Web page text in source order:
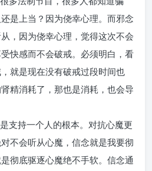
是上当？因为侥幸心理。而邪念
，因为侥幸心理，觉得这次不会
快感而不会破戒。必须明白，看
就是现在没有破戒过段时间也
精消耗了，那也是消耗，也会导
支持一个人的根本。对抗心魔更
不会听从心魔，信念就是我要彻
彻底驱逐心魔绝不手软。信念通